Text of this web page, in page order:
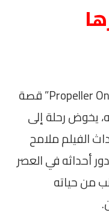
يروي فيلم “Propeller One-Way Night Coach” قصة
يخوض رحلة إلى
الفيلم ملامح
أحداثه في العصر
من حياته